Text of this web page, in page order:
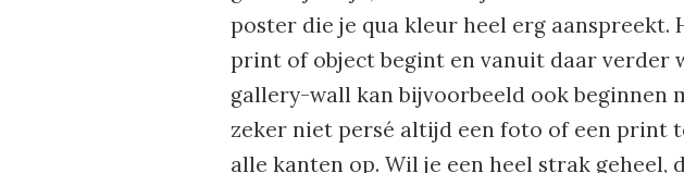
poster die je qua kleur heel erg aanspreekt.
print of object begint en vanuit daar verder
gallery-wall kan bijvoorbeeld ook beginnen
zeker niet persé altijd een foto of een print
alle kanten op. Wil je een heel strak geheel,